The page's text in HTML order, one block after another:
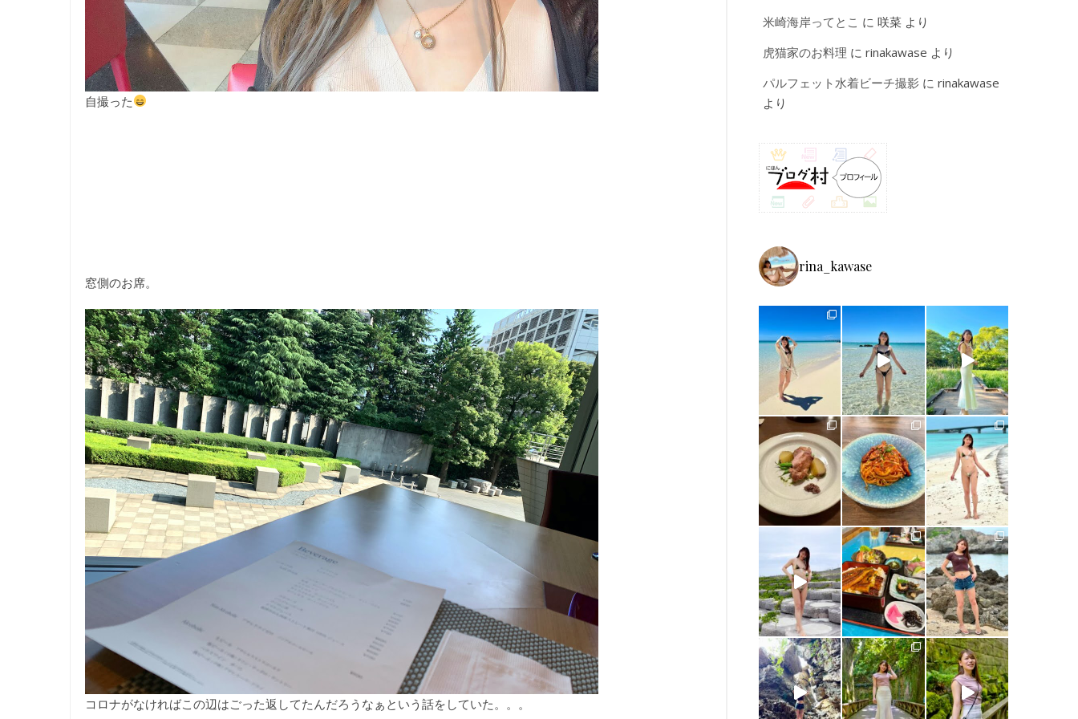
自撮った
窓側のお席。
コロナがなければこの辺はごった返してたんだろうなぁという話をしていた。。。
米崎海岸ってとこ に 咲菜 より
虎猫家のお料理 に rinakawase より
パルフェット水着ビーチ撮影 に rinakawase
より
rina_kawase